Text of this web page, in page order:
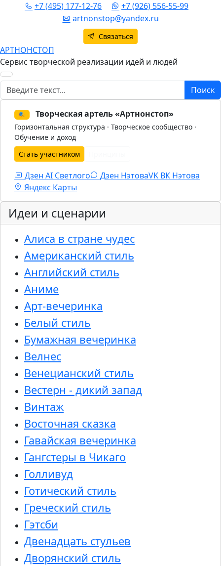
+7 (495) 177-12-76
+7 (926) 556-55-99
artnonstop@yandex.ru
Связаться
АРТНОНСТОП
Сервис творческой реализации идей и людей
Поиск Поиск
🎭 Творческая артель «Артнонстоп»
Горизонтальная структура · Творческое сообщество ·
Обучение и доход
Стать участником
Дзен AI Светлого Дзен НэтоваVK ВК Нэтова
Яндекс Карты
Идеи и сценарии
Алиса в стране чудес
Американский стиль
Английский стиль
Аниме
Арт-вечеринка
Белый стиль
Бумажная вечеринка
Велнес
Венецианский стиль
Вестерн - дикий запад
Винтаж
Восточная сказка
Гавайская вечеринка
Гангстеры в Чикаго
Голливуд
Готический стиль
Греческий стиль
Гэтсби
Двенадцать стульев
Дворянский стиль